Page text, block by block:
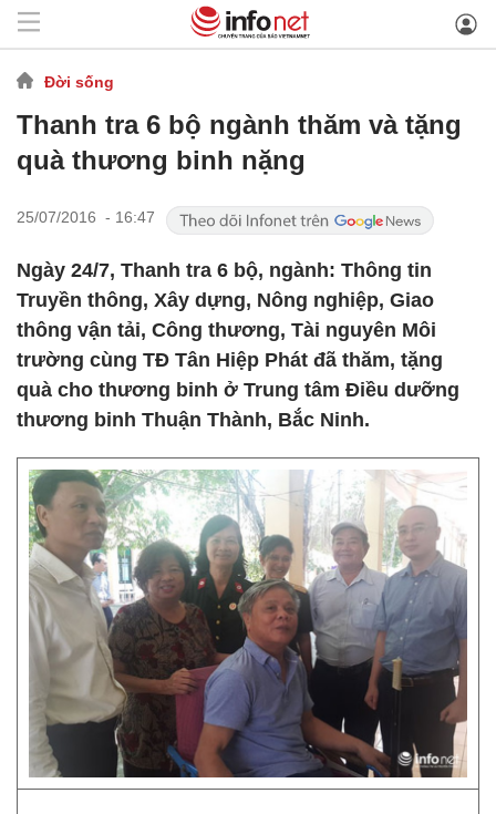
Đời sống
Thanh tra 6 bộ ngành thăm và tặng
quà thương binh nặng
25/07/2016 - 16:47
Ngày 24/7, Thanh tra 6 bộ, ngành: Thông tin
Truyền thông, Xây dựng, Nông nghiệp, Giao
thông vận tải, Công thương, Tài nguyên Môi
trường cùng TĐ Tân Hiệp Phát đã thăm, tặng
quà cho thương binh ở Trung tâm Điều dưỡng
thương binh Thuận Thành, Bắc Ninh.